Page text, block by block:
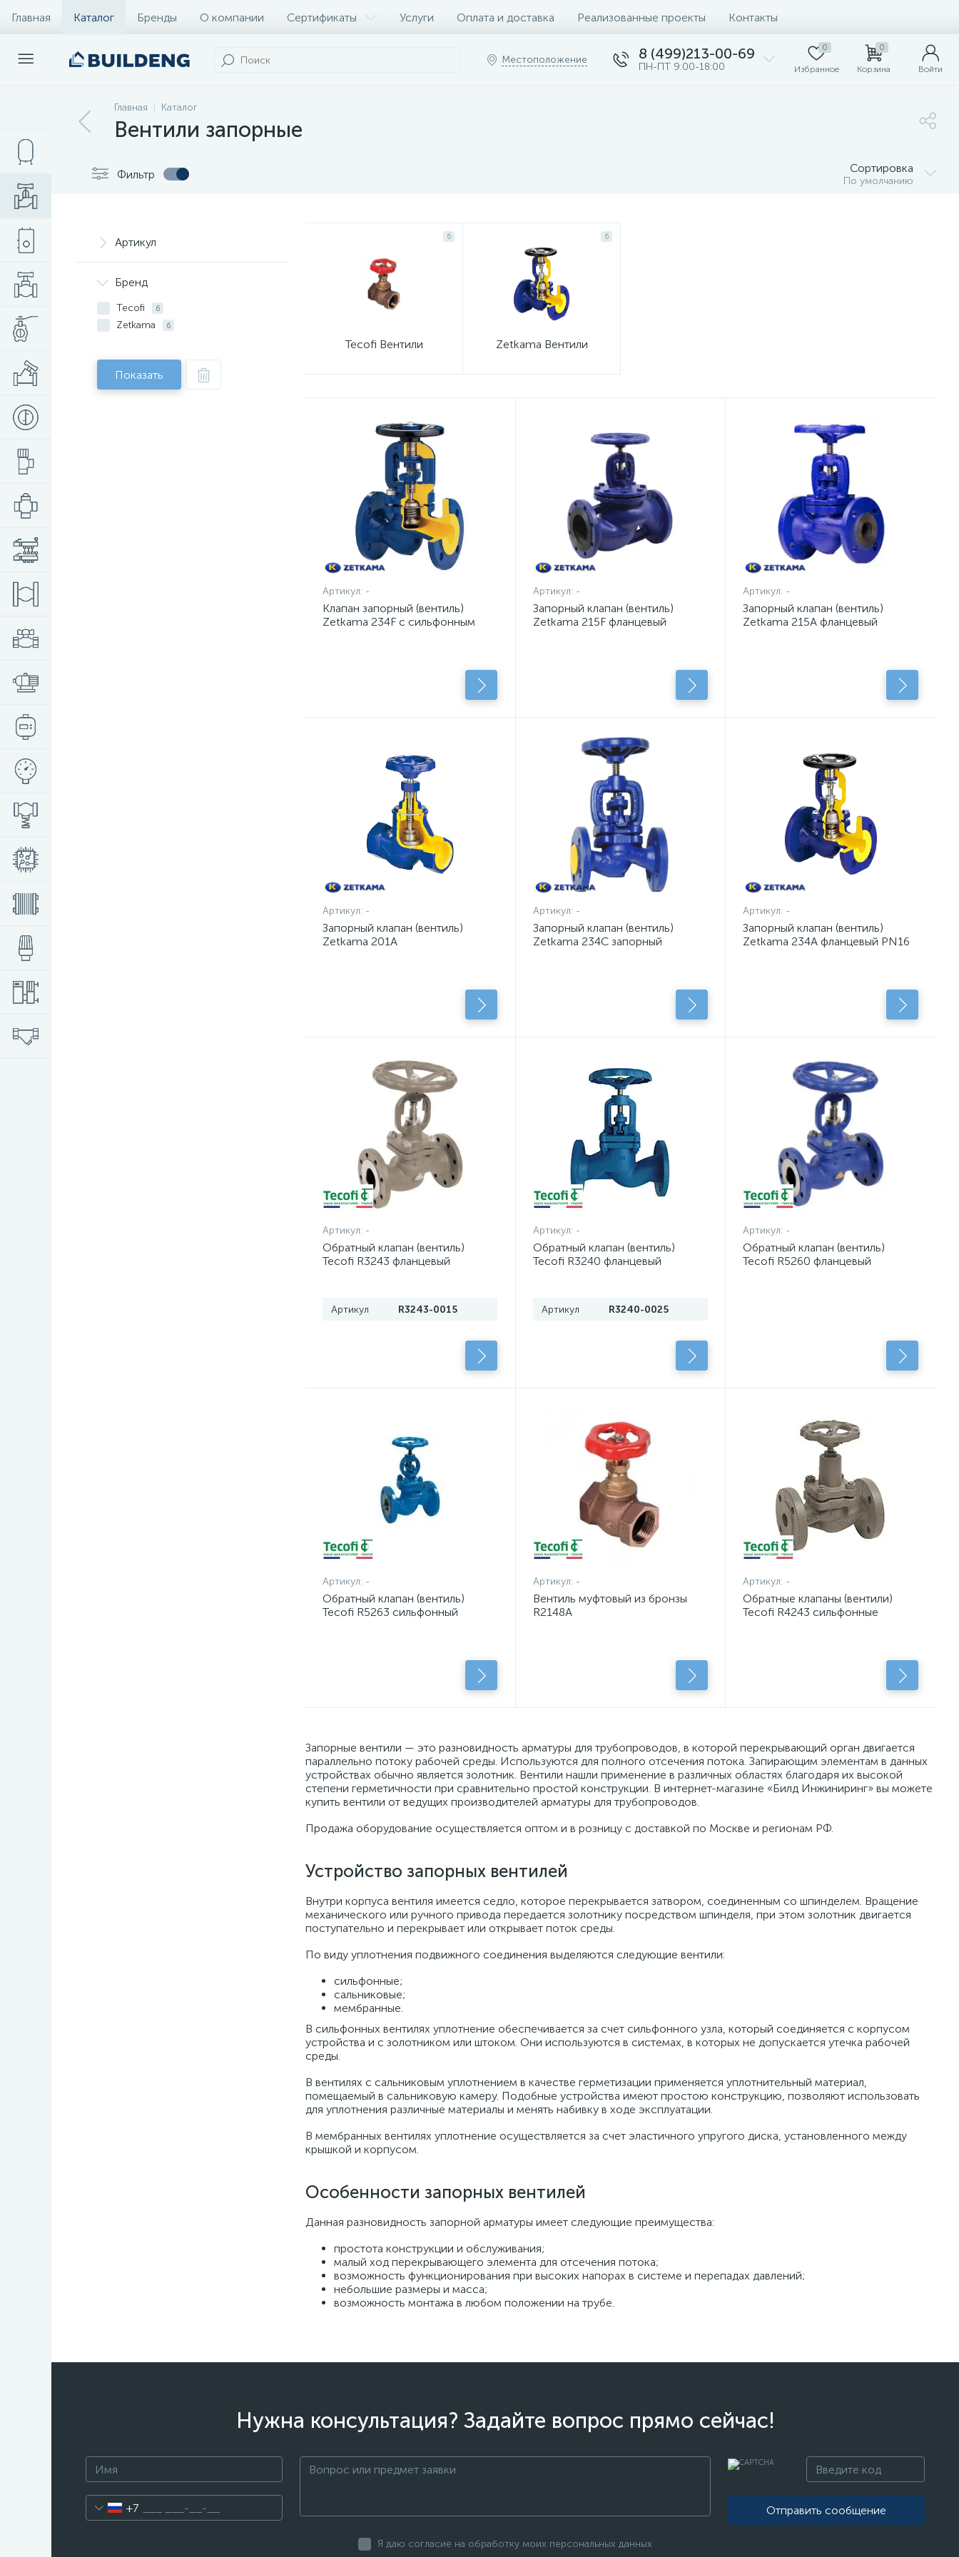
Главная Каталог Бренды О компании Сертификаты Услуги Оплата и доставка Реализованные проекты Контакты
Местоположение 8 (499)213-00-69
ПН-ПТ 9:00-18:00
0
Избранное
0
Корзина Войти
Главная Каталог
Вентили запорные
Фильтр Сортировка
По умолчанию
Артикул
Бренд
Tecofi 6
Zetkama 6
Показать
6
Tecofi Вентили
6
Zetkama Вентили
Артикул: -
Клапан запорный (вентиль)
Zetkama 234F с сильфонным
Артикул: -
Запорный клапан (вентиль)
Zetkama 215F фланцевый
Артикул: -
Запорный клапан (вентиль)
Zetkama 215A фланцевый
Артикул: -
Запорный клапан (вентиль)
Zetkama 201A
Артикул: -
Запорный клапан (вентиль)
Zetkama 234C запорный
Артикул: -
Запорный клапан (вентиль)
Zetkama 234A фланцевый PN16
Артикул: -
Обратный клапан (вентиль)
Tecofi R3243 фланцевый
Артикул R3243-0015
Артикул: -
Обратный клапан (вентиль)
Tecofi R3240 фланцевый
Артикул R3240-0025
Артикул: -
Обратный клапан (вентиль)
Tecofi R5260 фланцевый
Артикул: -
Обратный клапан (вентиль)
Tecofi R5263 сильфонный
Артикул: -
Вентиль муфтовый из бронзы
R2148A
Артикул: -
Обратные клапаны (вентили)
Tecofi R4243 сильфонные
Запорные вентили — это разновидность арматуры для трубопроводов, в которой перекрывающий орган двигается
параллельно потоку рабочей среды. Используются для полного отсечения потока. Запирающим элементам в данных
устройствах обычно является золотник. Вентили нашли применение в различных областях благодаря их высокой
степени герметичности при сравнительно простой конструкции. В интернет-магазине «Билд Инжиниринг» вы можете
купить вентили от ведущих производителей арматуры для трубопроводов.
Продажа оборудование осуществляется оптом и в розницу с доставкой по Москве и регионам РФ.
Устройство запорных вентилей
Внутри корпуса вентиля имеется седло, которое перекрывается затвором, соединенным со шпинделем. Вращение
механического или ручного привода передается золотнику посредством шпинделя, при этом золотник двигается
поступательно и перекрывает или открывает поток среды.
По виду уплотнения подвижного соединения выделяются следующие вентили:
сильфонные;
сальниковые;
мембранные.
В сильфонных вентилях уплотнение обеспечивается за счет сильфонного узла, который соединяется с корпусом
устройства и с золотником или штоком. Они используются в системах, в которых не допускается утечка рабочей
среды.
В вентилях с сальниковым уплотнением в качестве герметизации применяется уплотнительный материал,
помещаемый в сальниковую камеру. Подобные устройства имеют простою конструкцию, позволяют использовать
для уплотнения различные материалы и менять набивку в ходе эксплуатации.
В мембранных вентилях уплотнение осуществляется за счет эластичного упругого диска, установленного между
крышкой и корпусом.
Особенности запорных вентилей
Данная разновидность запорной арматуры имеет следующие преимущества:
простота конструкции и обслуживания;
малый ход перекрывающего элемента для отсечения потока;
возможность функционирования при высоких напорах в системе и перепадах давлений;
небольшие размеры и масса;
возможность монтажа в любом положении на трубе.
Нужна консультация? Задайте вопрос прямо сейчас!
+7 Отправить сообщение
Я даю согласие на обработку моих персональных данных